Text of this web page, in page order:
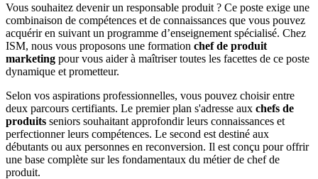
Vous souhaitez devenir un responsable produit ? Ce poste exige une
combinaison de compétences et de connaissances que vous pouvez
acquérir en suivant un programme d’enseignement spécialisé. Chez
ISM, nous vous proposons une formation chef de produit
marketing pour vous aider à maîtriser toutes les facettes de ce poste
dynamique et prometteur.
Selon vos aspirations professionnelles, vous pouvez choisir entre
deux parcours certifiants. Le premier plan s'adresse aux chefs de
produits seniors souhaitant approfondir leurs connaissances et
perfectionner leurs compétences. Le second est destiné aux
débutants ou aux personnes en reconversion. Il est conçu pour offrir
une base complète sur les fondamentaux du métier de chef de
produit.